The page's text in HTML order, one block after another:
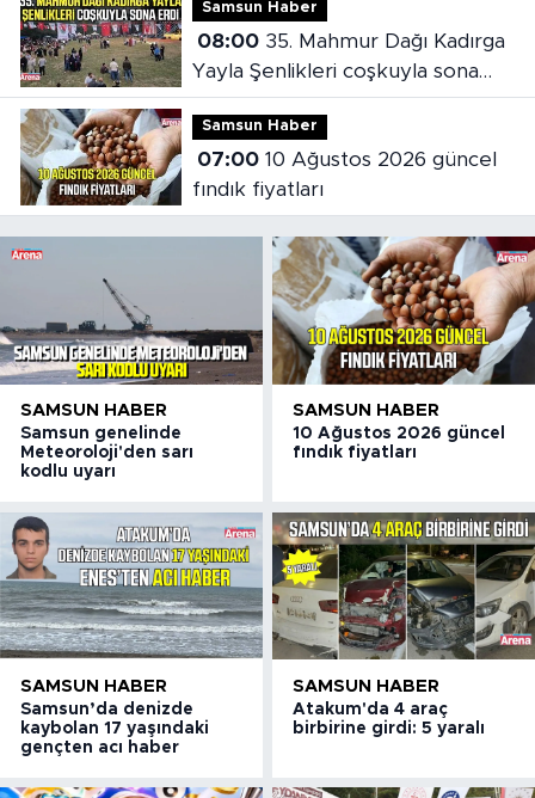
Samsun Haber
08:0035. Mahmur Dağı Kadırga
Yayla Şenlikleri coşkuyla sona
erdi
Samsun Haber
07:0010 Ağustos 2026 güncel
fındık fiyatları
SAMSUN HABER
Samsun genelinde
Meteoroloji'den sarı
kodlu uyarı
SAMSUN HABER
10 Ağustos 2026 güncel
fındık fiyatları
SAMSUN HABER
Samsun’da denizde
kaybolan 17 yaşındaki
gençten acı haber
SAMSUN HABER
Atakum'da 4 araç
birbirine girdi: 5 yaralı